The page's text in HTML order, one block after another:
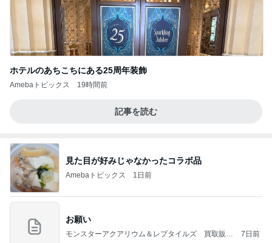
ホテルのあちこちにある25周年装飾
Amebaトピックス 19時間前
記事を読む
見た目が好みじゃなかったコラボ品
Amebaトピックス 1日前
お願い
モンスターアクアリウム＆レプタイルズ 買取販売
7日前